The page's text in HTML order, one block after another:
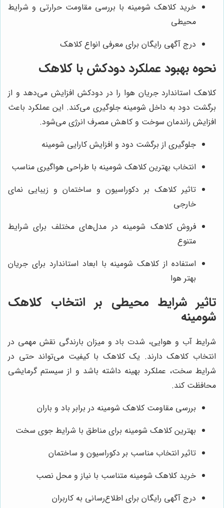
خرید کلاهک شومینه با بررسی مقاومت حرارتی و شرایط
محیطی
درج آگهی رایگان برای معرفی انواع کلاهک
نحوه بهبود عملکرد دودکش با کلاهک
کلاهک استاندارد جریان هوا را در دودکش افزایش می‌دهد و از
برگشت دود به داخل شومینه جلوگیری می‌کند. این عملکرد باعث
افزایش راندمان سوخت و کاهش مصرف انرژی می‌شود.
جلوگیری از برگشت دود و افزایش کارایی شومینه
انتخاب بهترین کلاهک شومینه با طراحی هواگیری مناسب
تاثیر کلاهک بر دکوراسیون و ساختمان و زیبایی نمای
خارجی
فروش کلاهک شومینه در مدل‌های مختلف برای شرایط
متنوع
استفاده از کلاهک شومینه با ابعاد استاندارد برای جریان
بهتر هوا
تاثیر شرایط محیطی بر انتخاب کلاهک
شومینه
شرایط آب و هوایی، شدت باد و میزان بارندگی نقش مهمی در
انتخاب کلاهک دارند. یک کلاهک با کیفیت می‌تواند حتی در
شرایط سخت، عملکرد بهینه داشته باشد و از سیستم گرمایشی
محافظت کند.
بررسی مقاومت کلاهک شومینه در برابر باد و باران
بهترین کلاهک شومینه برای مناطق با شرایط جوی سخت
تاثیر انتخاب مناسب بر دکوراسیون و ساختمان
خرید کلاهک شومینه متناسب با نیاز و محل نصب
درج آگهی رایگان برای اطلاع‌رسانی به کاربران